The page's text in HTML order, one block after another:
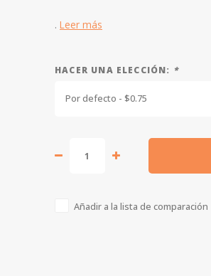
. Leer más
HACER UNA ELECCIÓN: *
Por defecto - $0.75
Añadir a la lista de comparación